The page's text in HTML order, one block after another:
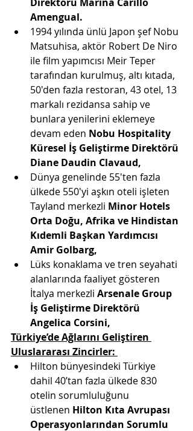
Amengual.
1994 yılında ünlü Japon şef Nobu
Matsuhisa, aktör Robert De Niro
ile film yapımcısı Meir Teper
tarafından kurulmuş, altı kıtada,
50'den fazla restoran, 43 otel, 13
markalı rezidansa sahip ve
bunlara yenilerini eklemeye
devam eden Nobu Hospitality
Küresel İş Geliştirme Direktörü
Diane Daudin Clavaud,
Dünya genelinde 55'ten fazla
ülkede 550'yi aşkın oteli işleten
Tayland merkezli Minor Hotels
Orta Doğu, Afrika ve Hindistan
Kıdemli Başkan Yardımcısı
Amir Golbarg,
Lüks konaklama ve tren seyahati
alanlarında faaliyet gösteren
İtalya merkezli Arsenale Group
İş Geliştirme Direktörü
Angelica Corsini,
Türkiye’de Ağlarını Geliştiren
Uluslararası Zincirler:
Hilton bünyesindeki Türkiye
dahil 40’tan fazla ülkede 830
otelin sorumluluğunu
üstlenen Hilton Kıta Avrupası
Operasyonlarından Sorumlu